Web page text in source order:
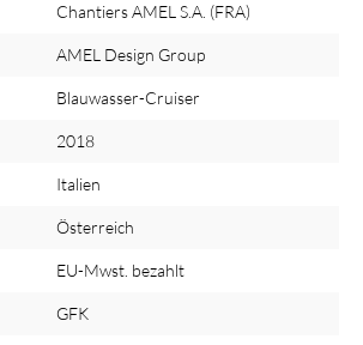
Chantiers AMEL S.A. (FRA)
AMEL Design Group
Blauwasser-Cruiser
2018
Italien
Österreich
EU-Mwst. bezahlt
GFK